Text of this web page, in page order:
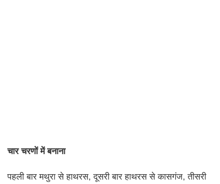
चार चरणों में बनाना
पहली बार मथुरा से हाथरस, दूसरी बार हाथरस से कासगंज, तीसरी